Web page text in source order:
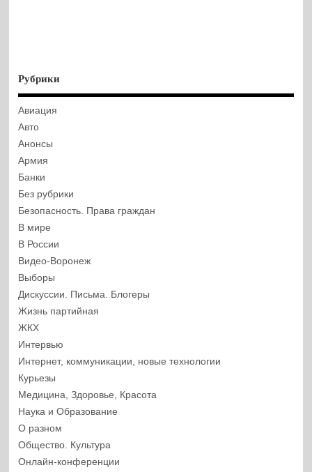
Рубрики
Авиация
Авто
Анонсы
Армия
Банки
Без рубрики
Безопасность. Права граждан
В мире
В России
Видео-Воронеж
Выборы
Дискуссии. Письма. Блогеры
Жизнь партийная
ЖКХ
Интервью
Интернет, коммуникации, новые технологии
Курьезы
Медицина, Здоровье, Красота
Наука и Образование
О разном
Общество. Культура
Онлайн-конференции